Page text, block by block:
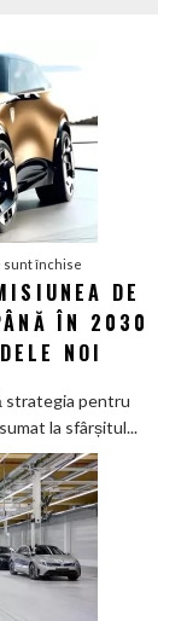
sunt închise
Peugeot
renunță
la
de
a
100%
electric
până
2030
DE
ÎN 2030
NOI
strategia pentru
la sfârșitul...